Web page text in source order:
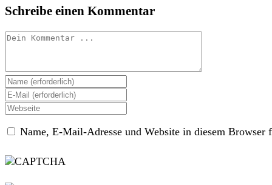
Schreibe einen Kommentar
Kommentieren
Gib
deinen
Namen
oder
Benutzernamen
Kommentieren
ein
Gib
deine
E-
Mail-
zum
ein
Gib
Website-
ein
Name, E-Mail-Adresse und Website in diesem Browser